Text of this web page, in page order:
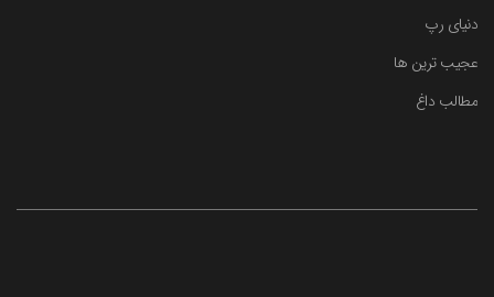
دنیای رپ
عجیب ترین ها
مطالب داغ